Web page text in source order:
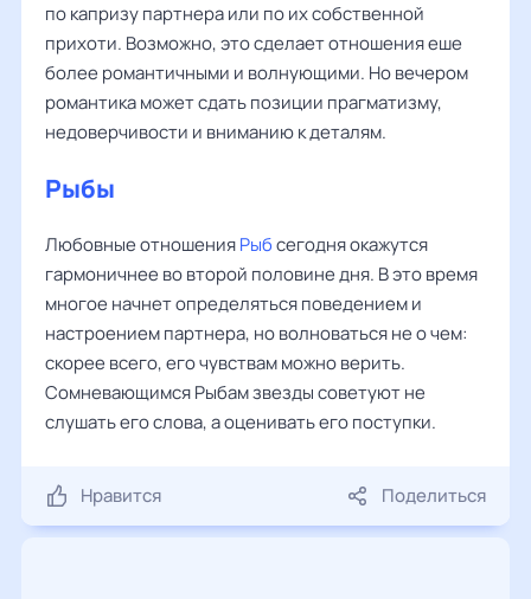
по капризу партнера или по их собственной
прихоти. Возможно, это сделает отношения еше
более романтичными и волнующими. Но вечером
романтика может сдать позиции прагматизму,
недоверчивости и вниманию к деталям.
Рыбы
Любовные отношенияРыбсегодня окажутся
гармоничнее во второй половине дня. В это время
многое начнет определяться поведением и
настроением партнера, но волноваться не о чем:
скорее всего, его чувствам можно верить.
Сомневающимся Рыбам звезды советуют не
слушать его слова, а оценивать его поступки.
Нравится Поделиться